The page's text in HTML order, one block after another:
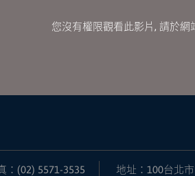
您沒有權限觀看此影片, 請於網
：(02) 5571-3535 地址：100台北